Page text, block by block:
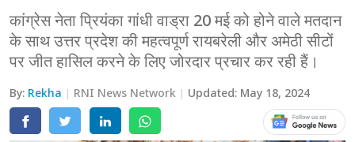
कांग्रेस नेता प्रियंका गांधी वाड्रा 20 मई को होने वाले मतदान
के साथ उत्तर प्रदेश की महत्वपूर्ण रायबरेली और अमेठी सीटों
पर जीत हासिल करने के लिए जोरदार प्रचार कर रही हैं।
By: Rekha RNI News Network Updated: May 18, 2024
प्रयागराज
मेरठ
लखनऊ
उत्तराखंड